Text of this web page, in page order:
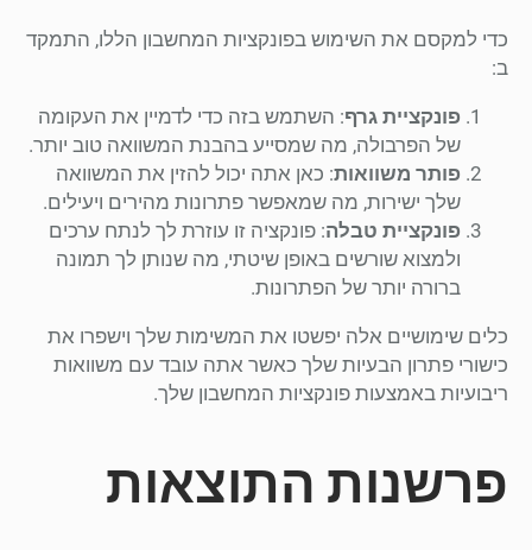
כדי למקסם את השימוש בפונקציות המחשבון הללו, התמקד
ב:
פונקציית גרף: השתמש בזה כדי לדמיין את העקומה
של הפרבולה, מה שמסייע בהבנת המשוואה טוב יותר.
פותר משוואות: כאן אתה יכול להזין את המשוואה
שלך ישירות, מה שמאפשר פתרונות מהירים ויעילים.
פונקציית טבלה: פונקציה זו עוזרת לך לנתח ערכים
ולמצוא שורשים באופן שיטתי, מה שנותן לך תמונה
ברורה יותר של הפתרונות.
כלים שימושיים אלה יפשטו את המשימות שלך וישפרו את
כישורי פתרון הבעיות שלך כאשר אתה עובד עם משוואות
ריבועיות באמצעות פונקציות המחשבון שלך.
פרשנות התוצאות